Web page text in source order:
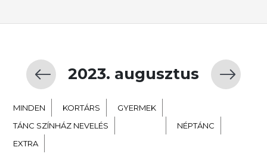
2023. augusztus
MINDEN KORTÁRS
GYERMEK
TÁNC SZÍNHÁZ NEVELÉS
NÉPTÁNC
EXTRA